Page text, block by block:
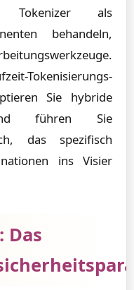
Tokenizer als
behandeln,
Tokenisierungs-
Sie hybride
und führen Sie
das spezifisch
ins Visier
Das